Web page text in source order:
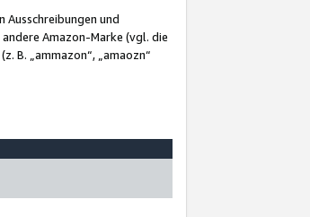
Ausschreibungen und
Amazon-Marke (vgl. die
B. „ammazon“, „amaozn“